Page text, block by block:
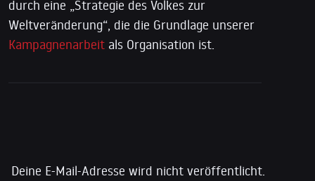
durch eine „Strategie des Volkes zur
Weltveränderung“, die die Grundlage unserer
Kampagnenarbeit als Organisation ist.
Deine E-Mail-Adresse wird nicht veröffentlicht.